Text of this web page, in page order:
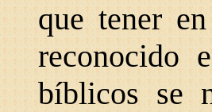
que tener
reconocido
bíblicos se